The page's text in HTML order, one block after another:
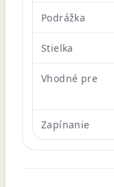
Podrážka
Stielka
Vhodné pre
Zapínanie